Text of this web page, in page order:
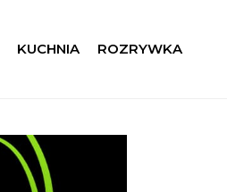
KUCHNIA ROZRYWKA